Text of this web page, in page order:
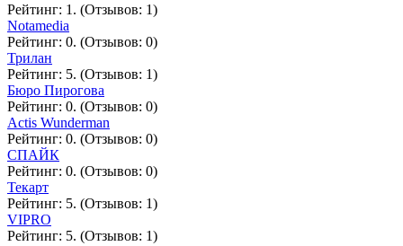
Рейтинг: 1. (Отзывов: 1)
Notamedia
Рейтинг: 0. (Отзывов: 0)
Трилан
Рейтинг: 5. (Отзывов: 1)
Бюро Пирогова
Рейтинг: 0. (Отзывов: 0)
Actis Wunderman
Рейтинг: 0. (Отзывов: 0)
СПАЙК
Рейтинг: 0. (Отзывов: 0)
Текарт
Рейтинг: 5. (Отзывов: 1)
VIPRO
Рейтинг: 5. (Отзывов: 1)